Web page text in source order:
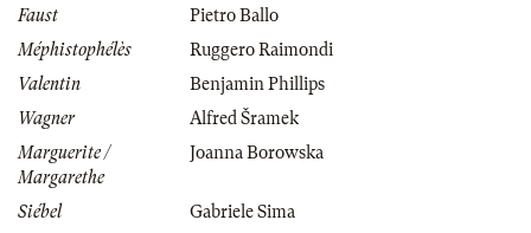
Faust
Pietro Ballo
Méphistophélès
Ruggero Raimondi
Valentin
Benjamin Phillips
Wagner
Alfred Šramek
Marguerite /
Margarethe
Joanna Borowska
Siébel Gabriele Sima